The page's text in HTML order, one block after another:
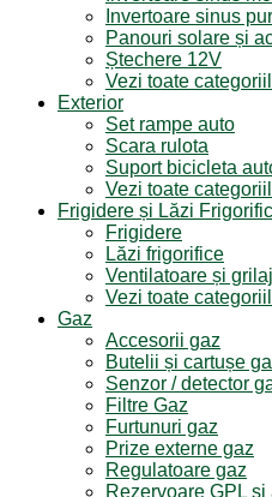
Invertoare sinus pur
Panouri solare și
Ștechere 12V
Vezi toate
Exterior
Set rampe auto
Scara rulota
Suport bicicleta
Vezi toate
Frigidere și Lăzi
Frigidere
Lăzi frigorifice
Ventilatoare și
Vezi toate
Gaz
Accesorii gaz
Butelii și cartușe
Senzor / detector
Filtre Gaz
Furtunuri gaz
Prize externe gaz
Regulatoare gaz
Rezervoare GPL și